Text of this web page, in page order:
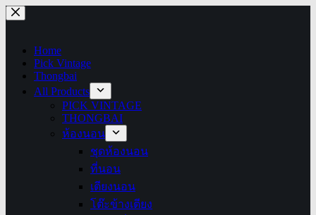
Skip
to
Home
Pick Vintage
Thongbai
All Products
PICK VINTAGE
THONGBAI
ห้องนอน
ชุดห้องนอน
ที่นอน
เตียงนอน
โต๊ะข้างเตียง